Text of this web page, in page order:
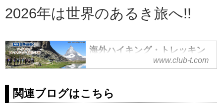
ツアーに実際にスタッフ2名が添乗
だきます♪
世界最高峰エベレストを仰ぐ国 ネ
パール
都はカトマンズ。
世界最...
2026年は世界のあるき旅へ!!
海外ハイキング・トレッキン
グ・登山ツアー│世界をあるく
│クラブツーリズム
クラブツーリズムの【世界をある
く】海外ハイキング・トレッキン
www.club-t.com
関連ブログはこちら